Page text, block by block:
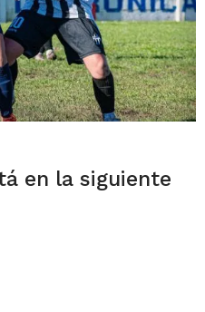
en la siguiente